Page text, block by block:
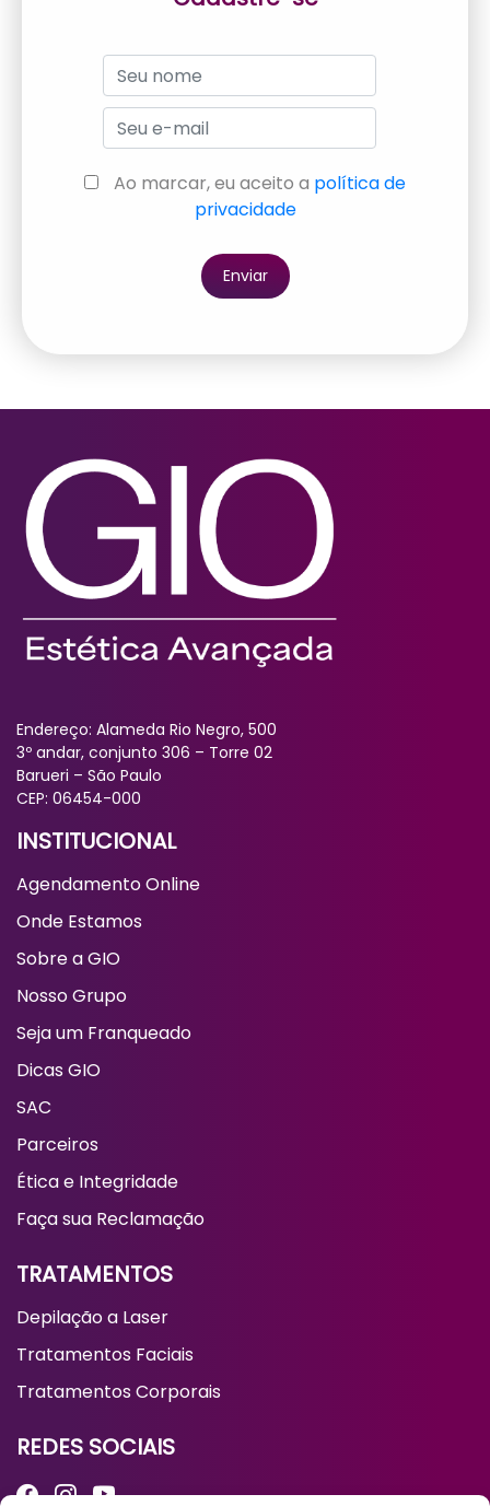
Endereço: Alameda Rio Negro, 500
3º andar, conjunto 306 – Torre 02
Barueri – São Paulo
CEP: 06454-000
INSTITUCIONAL
Agendamento Online
Sobre a GIO
Nosso Grupo
Seja um Franqueado
Dicas GIO
TRATAMENTOS
Depilação a Laser
Tratamentos Faciais
Tratamentos Corporais
REDES SOCIAIS
Nossos Prêmios